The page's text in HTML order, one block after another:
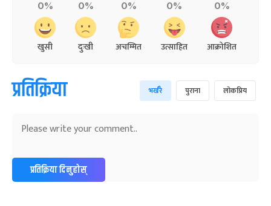
0%
खुसी
0%
दुःखी
0%
अचम्मित
0%
उत्साहित
0%
आक्रोशित
प्रतिक्रिया भर्खरै पुराना लोकप्रिय
प्रतिक्रिया दिनुहोस्